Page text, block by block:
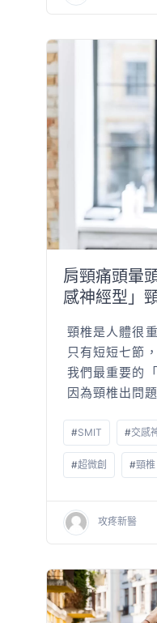
肩頸痛頭暈
感神經型」
頸椎是人體很
只有短短七節
我們最重要的
因為頸椎出問
#SMIT #交感
#超微創 #頸椎
攻疼新醫